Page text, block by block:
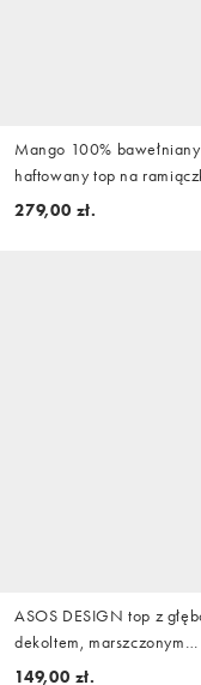
Mango 100% bawełniany
haftowany top na
beżu
279,00 zł.
ASOS DESIGN top z
dekoltem, marszczonym
dekoltem, detalem z
149,00 zł.